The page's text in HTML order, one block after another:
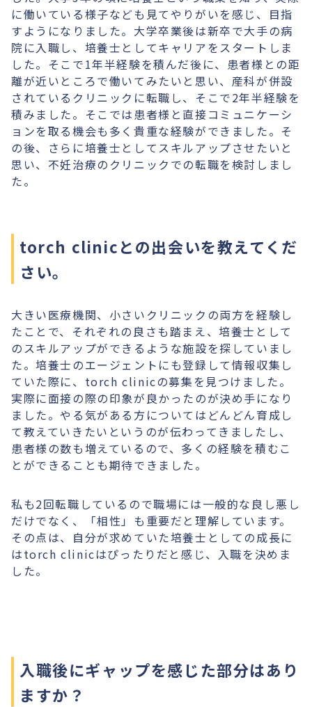
に働いている様子なども見てやりがいを感じ、目指
すようになりました。大学卒業後は新卒で大手の病
院に入職し、培養士としてキャリアをスタートしま
した。そこで1年半経験を積んだ後に、患者様との距
離が近いところで働いてみたいと思い、産科が併設
されているクリニックに転職し、そこで2年半経験を
積みました。そこでは患者様と直接コミュニケーシ
ョンを取る機会も多く貴重な経験ができました。そ
の後、さらに培養士としてスキルアップさせたいと
思い、不妊治療のクリニックでの転職を検討しまし
た。
torch clinicとの出会いを教えてくだ
さい。
大きい医療機関、小さいクリニックの両方を経験し
たことで、それぞれの良さも踏まえ、培養士として
のスキルアップができるような施設を探していまし
た。培養士のエージェントにも登録して情報収集し
ていた際に、torch clinicの募集を見つけました。
実際に面接の際の印象が良かったのが決め手になり
ました。やる気がある方についてはどんどん育成し
て教えていきたいというのが伝わってきましたし、
患者様の数も増えているので、多くの経験を積むこ
とができることも期待できました。
私も2回転職しているので職場には一般的な良し悪し
だけでなく、「相性」も重要だと理解しています。
その点は、自分が求めていた培養士としての成長に
はtorch clinicはぴったりだと感じ、入職を決めま
した。
入職後にギャップを感じた部分はあり
ますか？